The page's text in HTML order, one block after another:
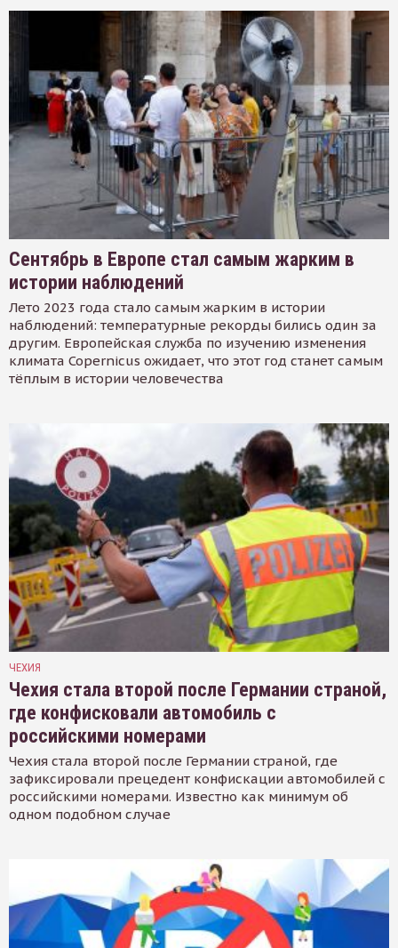
Сентябрь в Европе стал самым жарким в
истории наблюдений
Лето 2023 года стало самым жарким в истории
наблюдений: температурные рекорды бились один за
другим. Европейская служба по изучению изменения
климата Copernicus ожидает, что этот год станет самым
тёплым в истории человечества
ЧЕХИЯ
Чехия стала второй после Германии страной,
где конфисковали автомобиль с
российскими номерами
Чехия стала второй после Германии страной, где
зафиксировали прецедент конфискации автомобилей с
российскими номерами. Известно как минимум об
одном подобном случае